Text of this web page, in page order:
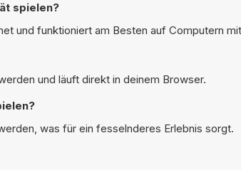
spielen?
und funktioniert am Besten auf Computern
und läuft direkt in deinem Browser.
was für ein fesselnderes Erlebnis sorgt.